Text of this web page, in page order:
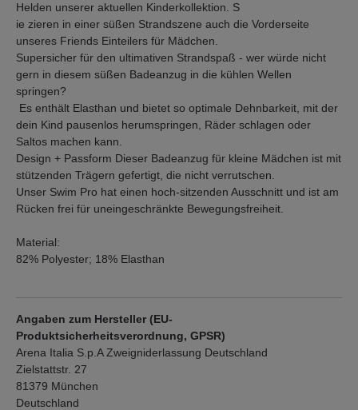
Helden unserer aktuellen Kinderkollektion. S
ie zieren in einer süßen Strandszene auch die Vorderseite
unseres Friends Einteilers für Mädchen.
Supersicher für den ultimativen Strandspaß - wer würde nicht
gern in diesem süßen Badeanzug in die kühlen Wellen
springen?
Es enthält Elasthan und bietet so optimale Dehnbarkeit, mit der
dein Kind pausenlos herumspringen, Räder schlagen oder
Saltos machen kann.
Design + Passform Dieser Badeanzug für kleine Mädchen ist mit
stützenden Trägern gefertigt, die nicht verrutschen.
Unser Swim Pro hat einen hoch-sitzenden Ausschnitt und ist am
Rücken frei für uneingeschränkte Bewegungsfreiheit.
Material:
82% Polyester; 18% Elasthan
Angaben zum Hersteller (EU-
Produktsicherheitsverordnung, GPSR)
Arena Italia S.p.A Zweigniderlassung Deutschland
Zielstattstr. 27
81379 München
Deutschland